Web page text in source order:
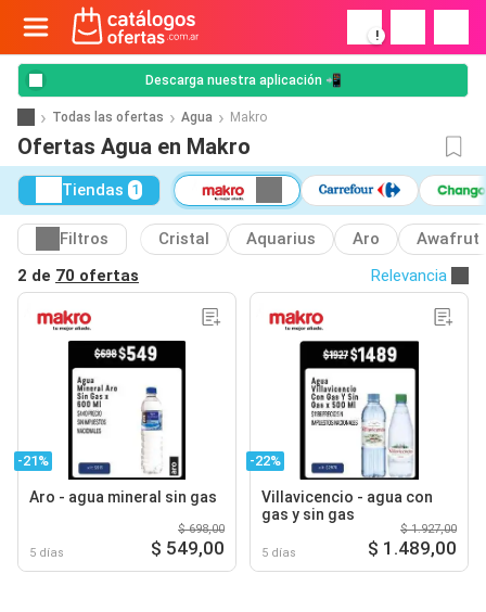
!
Descarga nuestra aplicación 📲
Todas las ofertas Agua Makro
Ofertas Agua en Makro
Tiendas 1
Filtros Cristal Aquarius Aro
Awafrut
2 de 70 ofertas Relevancia
-21%
Aro - agua mineral sin gas
5 días
$ 698,00
$ 549,00
-22%
Villavicencio - agua con
gas y sin gas
5 días
$ 1.927,00
$ 1.489,00